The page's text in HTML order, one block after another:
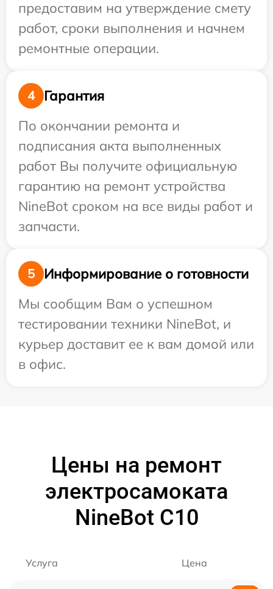
предоставим на утверждение смету
работ, сроки выполнения и начнем
ремонтные операции.
4
Гарантия
По окончании ремонта и
подписания акта выполненных
работ Вы получите официальную
гарантию на ремонт устройства
NineBot сроком на все виды работ и
запчасти.
5
Информирование о готовности
Мы сообщим Вам о успешном
тестировании техники NineBot, и
курьер доставит ее к вам домой или
в офис.
Цены на ремонт
электросамоката
NineBot С10
Услуга Цена